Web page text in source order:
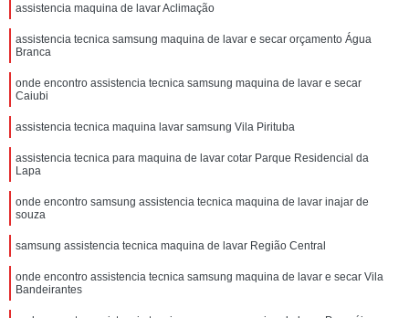
assistencia maquina de lavar Aclimação
assistencia tecnica samsung maquina de lavar e secar orçamento Água
Branca
onde encontro assistencia tecnica samsung maquina de lavar e secar
Caiubi
assistencia tecnica maquina lavar samsung Vila Pirituba
assistencia tecnica para maquina de lavar cotar Parque Residencial da
Lapa
onde encontro samsung assistencia tecnica maquina de lavar inajar de
souza
samsung assistencia tecnica maquina de lavar Região Central
onde encontro assistencia tecnica samsung maquina de lavar e secar Vila
Bandeirantes